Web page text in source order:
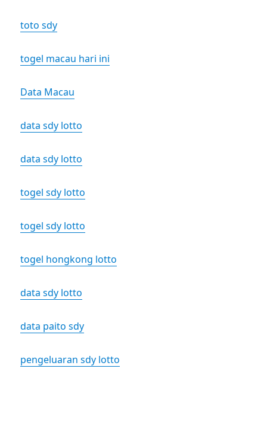
toto sdy
togel macau hari ini
Data Macau
data sdy lotto
data sdy lotto
togel sdy lotto
togel sdy lotto
togel hongkong lotto
data sdy lotto
data paito sdy
pengeluaran sdy lotto